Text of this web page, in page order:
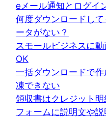
eメール通知とログイ
何度ダウンロードし
ータがない？
スモールビジネスに
OK
一括ダウンロードで
凍できない
領収書はクレジット
フォームに説明文や